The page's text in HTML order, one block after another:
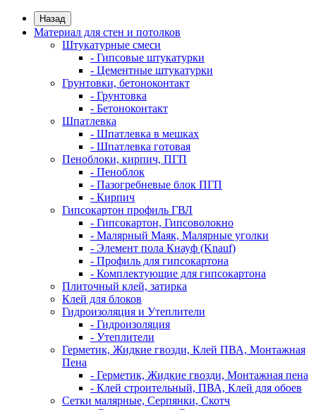
Назад
Материал для стен и потолков
Штукатурные смеси
- Гипсовые штукатурки
- Цементные штукатурки
Грунтовки, бетоноконтакт
- Грунтовка
- Бетоноконтакт
Шпатлевка
- Шпатлевка в мешках
- Шпатлевка готовая
Пеноблоки, кирпич, ПГП
- Пеноблок
- Пазогребневые блок ПГП
- Кирпич
Гипсокартон профиль ГВЛ
- Гипсокартон, Гипсоволокно
- Малярный Маяк, Малярные уголки
- Элемент пола Кнауф (Knauf)
- Профиль для гипсокартона
- Комплектующие для гипсокартона
Плиточный клей, затирка
Клей для блоков
Гидроизоляция и Утеплители
- Гидроизоляция
- Утеплители
Герметик, Жидкие гвозди, Клей ПВА, Монтажная
Пена
- Герметик, Жидкие гвозди, Монтажная пена
- Клей строительный, ПВА, Клей для обоев
Сетки малярные, Серпянки, Скотч